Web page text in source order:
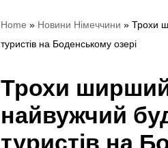
Home » Новини Німеччини » Трохи
туристів на Боденському озері
Трохи
найвужчий
туристів на